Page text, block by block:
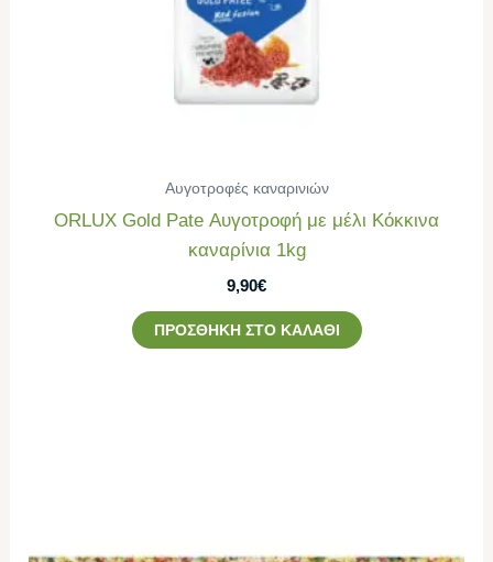
Αυγοτροφές καναρινιών
ORLUX Gold Pate Αυγοτροφή με μέλι Κόκκινα
καναρίνια 1kg
9,90€
ΠΡΟΣΘΉΚΗ ΣΤΟ ΚΑΛΆΘΙ